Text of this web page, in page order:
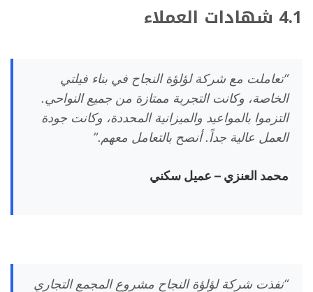
4.1 شهادات العملاء
“تعاملت مع شركة لؤلؤة النجاح في بناء فيلتي
الخاصة، وكانت التجربة ممتازة من جميع النواحي.
التزموا بالمواعيد والميزانية المحددة، وكانت جودة
العمل عالية جداً. أنصح بالتعامل معهم.”
محمد العنزي – عميل سكني
“نفذت شركة لؤلؤة النجاح مشروع المجمع التجاري